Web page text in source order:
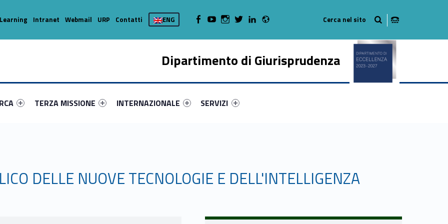
Dipartimento di Giurisprudenza
primary-69946-16
#link-menu-primary-78920-37
Link identifier #link-menu-primary-53586-45
TERZA MISSIONE
Link identifier #link-menu-primary-80507-50
INTERNAZIONALE
Link identifier #link-menu-primary-16413-62
SERVIZI
Intranet Webmail URP Contatti ENG WebMan on Facebook
WebMan on YoutubeWebMan on Instagram
WebMan on TwitterWebMan on LinkedIn
DELLE NUOVE TECNOLOGIE E DELL'INTELLIGENZA